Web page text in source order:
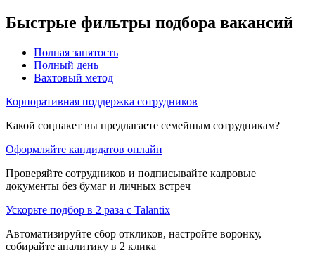
Быстрые фильтры подбора вакансий
Полная занятость
Полный день
Вахтовый метод
Корпоративная поддержка сотрудников
Какой соцпакет вы предлагаете семейным сотрудникам?
Оформляйте кандидатов онлайн
Проверяйте сотрудников и подписывайте кадровые
документы без бумаг и личных встреч
Ускорьте подбор в 2 раза с Talantix
Автоматизируйте сбор откликов, настройте воронку,
собирайте аналитику в 2 клика